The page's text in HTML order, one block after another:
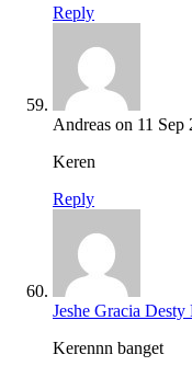
Reply
Andreas on 11 Sep
Keren
Reply
Jeshe Gracia Desty
Kerennn banget